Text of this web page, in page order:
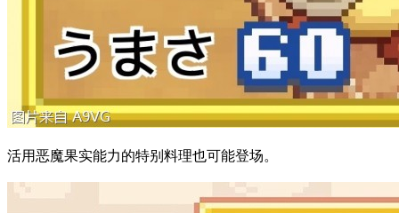
活用恶魔果实能力的特别料理也可能登场。